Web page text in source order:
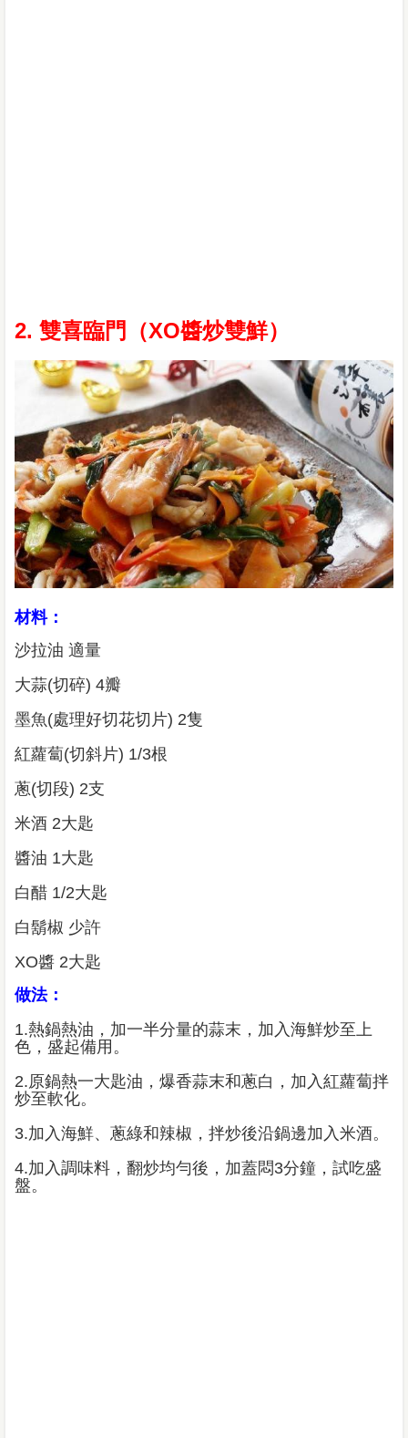
2. 雙喜臨門（XO醬炒雙鮮）
材料：
沙拉油 適量
大蒜(切碎) 4瓣
墨魚(處理好切花切片) 2隻
紅蘿蔔(切斜片) 1/3根
蔥(切段) 2支
米酒 2大匙
醬油 1大匙
白醋 1/2大匙
白鬍椒 少許
XO醬 2大匙
做法：
1.熱鍋熱油，加一半分量的蒜末，加入海鮮炒至上
色，盛起備用。
2.原鍋熱一大匙油，爆香蒜末和蔥白，加入紅蘿蔔拌
炒至軟化。
3.加入海鮮、蔥綠和辣椒，拌炒後沿鍋邊加入米酒。
4.加入調味料，翻炒均勻後，加蓋悶3分鐘，試吃盛
盤。